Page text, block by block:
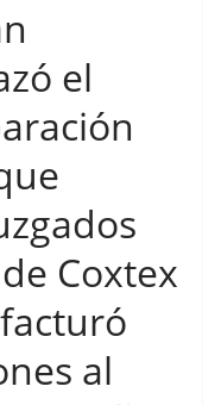
el
Coxtex
al